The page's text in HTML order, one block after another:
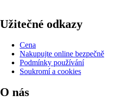
Užitečné odkazy
Cena
Nakupujte online bezpečně
Podmínky používání
Soukromí a cookies
O nás